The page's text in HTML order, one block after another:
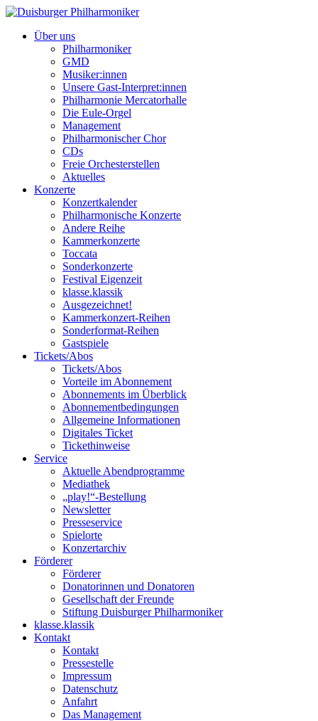
Über uns
Philharmoniker
GMD
Musiker:innen
Unsere Gast-Interpret:innen
Philharmonie Mercatorhalle
Die Eule-Orgel
Management
Philharmonischer Chor
CDs
Freie Orchesterstellen
Aktuelles
Konzerte
Konzertkalender
Philharmonische Konzerte
Andere Reihe
Kammerkonzerte
Toccata
Sonderkonzerte
Festival Eigenzeit
klasse.klassik
Ausgezeichnet!
Kammerkonzert-Reihen
Sonderformat-Reihen
Gastspiele
Tickets/Abos
Tickets/Abos
Vorteile im Abonnement
Abonnements im Überblick
Abonnement­bedingungen
Allgemeine Informationen
Digitales Ticket
Ticket­hinweise
Service
Aktuelle Abendprogramme
Mediathek
„play!“-Bestellung
Newsletter
Presseservice
Spielorte
Konzertarchiv
Förderer
Förderer
Donatorinnen und Donatoren
Gesellschaft der Freunde
Stiftung Duisburger Philharmoniker
klasse.klassik
Kontakt
Kontakt
Pressestelle
Impressum
Datenschutz
Anfahrt
Das Management